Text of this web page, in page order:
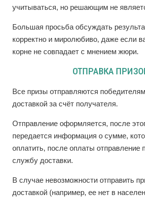
учитываться, но решающим не
Большая просьба обсуждать
корректно и миролюбиво, даже если
корне не совпадает с мнением жюри.
ОТПРАВКА
Все призы отправляются
доставкой за счёт получателя.
Отправление оформляется, после
передается информация о сумме,
оплатить, после оплаты отправление
службу доставки.
В случае невозможности отправить
доставкой (например, ее нет в